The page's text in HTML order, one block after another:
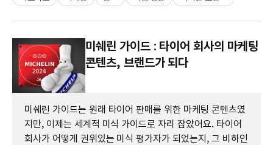
미쉐린 가이드 : 타이어 회사의 마케팅
콘텐츠, 브랜드가 되다
미쉐린 가이드는 원래 타이어 판매를 위한 마케팅 콘텐츠였
지만, 이제는 세계적 미식 가이드로 자리 잡았어요. 타이어
회사가 어떻게 권위있는 미식 평가자가 되었는지, 그 비하인